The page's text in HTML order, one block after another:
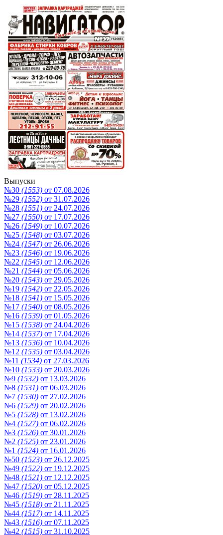
Выпуски
№30 (1553) от 07.08.2026
№29 (1552) от 31.07.2026
№28 (1551) от 24.07.2026
№27 (1550) от 17.07.2026
№26 (1549) от 10.07.2026
№25 (1548) от 03.07.2026
№24 (1547) от 26.06.2026
№23 (1546) от 19.06.2026
№22 (1545) от 12.06.2026
№21 (1544) от 05.06.2026
№20 (1543) от 29.05.2026
№19 (1542) от 22.05.2026
№18 (1541) от 15.05.2026
№17 (1540) от 08.05.2026
№16 (1539) от 01.05.2026
№15 (1538) от 24.04.2026
№14 (1537) от 17.04.2026
№13 (1536) от 10.04.2026
№12 (1535) от 03.04.2026
№11 (1534) от 27.03.2026
№10 (1533) от 20.03.2026
№9 (1532) от 13.03.2026
№8 (1531) от 06.03.2026
№7 (1530) от 27.02.2026
№6 (1529) от 20.02.2026
№5 (1528) от 13.02.2026
№4 (1527) от 06.02.2026
№3 (1526) от 30.01.2026
№2 (1525) от 23.01.2026
№1 (1524) от 16.01.2026
№50 (1523) от 26.12.2025
№49 (1522) от 19.12.2025
№48 (1521) от 12.12.2025
№47 (1520) от 05.12.2025
№46 (1519) от 28.11.2025
№45 (1518) от 21.11.2025
№44 (1517) от 14.11.2025
№43 (1516) от 07.11.2025
№42 (1515) от 31.10.2025